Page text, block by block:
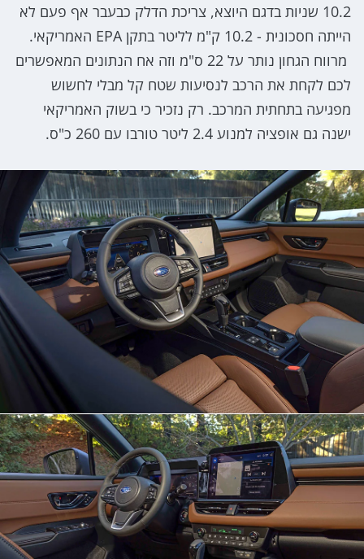
10.2 שניות בדגם היוצא, צריכת הדלק כבעבר אף פעם לא
הייתה חסכונית - 10.2 ק"מ לליטר בתקן EPA האמריקאי.
מרווח הגחון נותר על 22 ס"מ וזה אח הנתונים המאפשרים
לכם לקחת את הרכב לנסיעות שטח קל מבלי לחשוש
מפגיעה בתחתית המרכב. רק נזכיר כי בשוק האמריקאי
ישנה גם אופציה למנוע 2.4 ליטר טורבו עם 260 כ"ס.